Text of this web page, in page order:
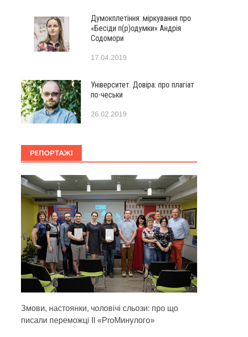
Думокплетіння: міркування про
«Бесіди п(р)одумки» Андрія
Содомори
17.04.2019
Університет. Довіра: про плагіат
по-чеськи
26.02.2019
РЕПОРТАЖІ
Змови, настоянки, чоловічі сльози: про що
писали переможці ІІ «ProМинулого»